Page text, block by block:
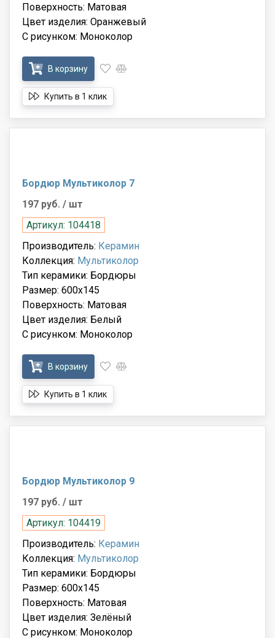
Поверхность: Матовая
Цвет изделия: Оранжевый
С рисунком: Моноколор
В корзину
Купить в 1 клик
Бордюр Мультиколор 7
197 руб. / шт
Артикул: 104418
Производитель: Керамин
Коллекция: Мультиколор
Тип керамики: Бордюры
Размер: 600x145
Поверхность: Матовая
Цвет изделия: Белый
С рисунком: Моноколор
В корзину
Купить в 1 клик
Бордюр Мультиколор 9
197 руб. / шт
Артикул: 104419
Производитель: Керамин
Коллекция: Мультиколор
Тип керамики: Бордюры
Размер: 600x145
Поверхность: Матовая
Цвет изделия: Зелёный
С рисунком: Моноколор